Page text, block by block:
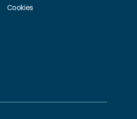
Cookies